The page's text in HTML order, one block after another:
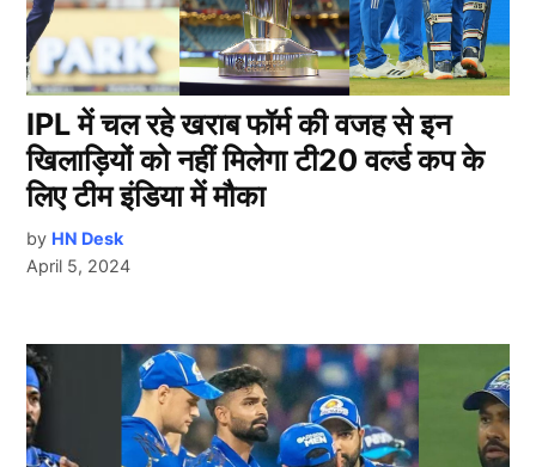
IPL में चल रहे खराब फॉर्म की वजह से इन
खिलाड़ियों को नहीं मिलेगा टी20 वर्ल्ड कप के
लिए टीम इंडिया में मौका
by HN Desk
April 5, 2024